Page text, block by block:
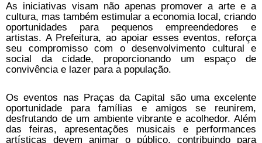
As iniciativas visam não apenas promover a arte e a
cultura, mas também estimular a economia local, criando
oportunidades para pequenos empreendedores e
artistas. A Prefeitura, ao apoiar esses eventos, reforça
seu compromisso com o desenvolvimento cultural e
social da cidade, proporcionando um espaço de
convivência e lazer para a população.
Os eventos nas Praças da Capital são uma excelente
oportunidade para famílias e amigos se reunirem,
desfrutando de um ambiente vibrante e acolhedor. Além
das feiras, apresentações musicais e performances
artísticas devem animar o público, contribuindo para